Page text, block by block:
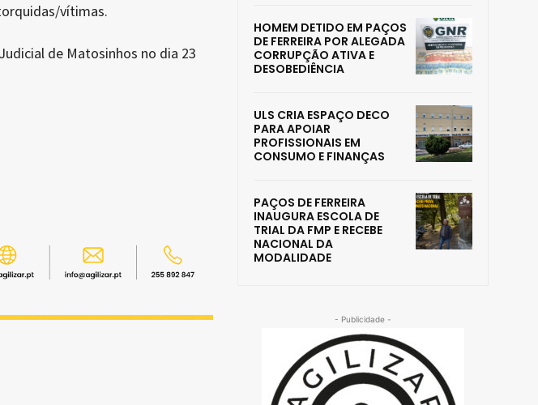
vítimas.
de Matosinhos no dia 23
HOMEM DETIDO EM PAÇOS
DE FERREIRA POR ALEGADA
CORRUPÇÃO ATIVA E
DESOBEDIÊNCIA
ULS CRIA ESPAÇO DECO
PARA APOIAR
PROFISSIONAIS EM
CONSUMO E FINANÇAS
PAÇOS DE FERREIRA
INAUGURA ESCOLA DE
TRIAL DA FMP E RECEBE
NACIONAL DA
MODALIDADE
- Publicidade -